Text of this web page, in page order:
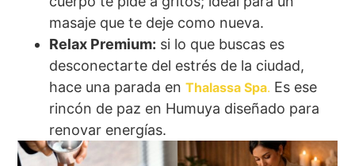
masaje que te deje como nueva.
Relax Premium: si lo que buscas es
desconectarte del estrés de la ciudad,
hace una parada enThalassa Spa. Es ese
rincón de paz en Humuya diseñado para
renovar energías.